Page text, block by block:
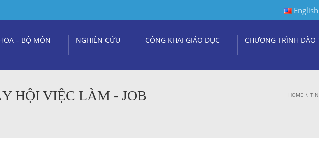
English
– BỘ MÔN NGHIÊN CỨU CÔNG KHAI GIÁO DỤC CHƯƠNG TRÌNH ĐÀO
HỘI VIỆC LÀM - JOB
HOME